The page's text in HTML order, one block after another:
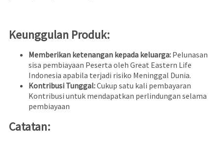
Keunggulan Produk:
Memberikan ketenangan kepada keluarga: Pelunasan
sisa pembiayaan Peserta oleh Great Eastern Life
Indonesia apabila terjadi risiko Meninggal Dunia.
Kontribusi Tunggal:Cukup satu kali pembayaran
Kontribusi untuk mendapatkan perlindungan selama
pembiayaan
Catatan: